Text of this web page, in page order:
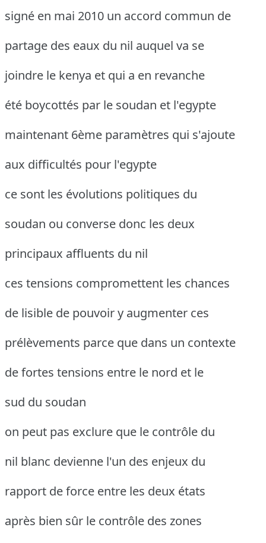
signé en mai 2010 un accord commun de
partage des eaux du nil auquel va se
joindre le kenya et qui a en revanche
été boycottés par le soudan et l'egypte
maintenant 6ème paramètres qui s'ajoute
aux difficultés pour l'egypte
ce sont les évolutions politiques du
soudan ou converse donc les deux
principaux affluents du nil
ces tensions compromettent les chances
de lisible de pouvoir y augmenter ces
prélèvements parce que dans un contexte
de fortes tensions entre le nord et le
sud du soudan
on peut pas exclure que le contrôle du
nil blanc devienne l'un des enjeux du
rapport de force entre les deux états
après bien sûr le contrôle des zones